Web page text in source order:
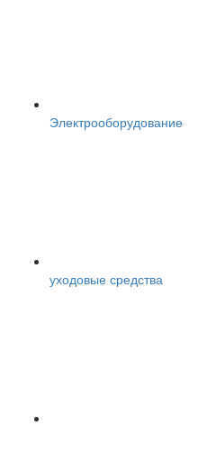
Электрооборудование
уходовые средства